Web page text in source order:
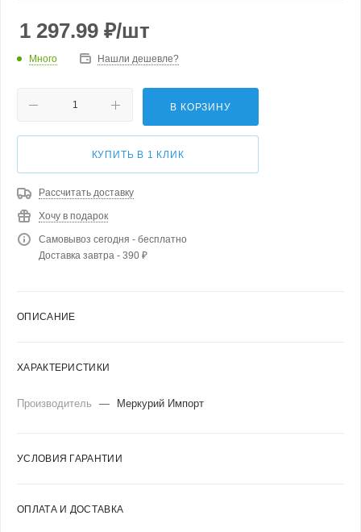
1 297.99 ₽/шт
Много Нашли дешевле?
В КОРЗИНУ
КУПИТЬ В 1 КЛИК
Рассчитать доставку
Хочу в подарок
Самовывоз сегодня - бесплатно
Доставка завтра - 390 ₽
ОПИСАНИЕ
ХАРАКТЕРИСТИКИ
Производитель — Меркурий Импорт
УСЛОВИЯ ГАРАНТИИ
ОПЛАТА И ДОСТАВКА